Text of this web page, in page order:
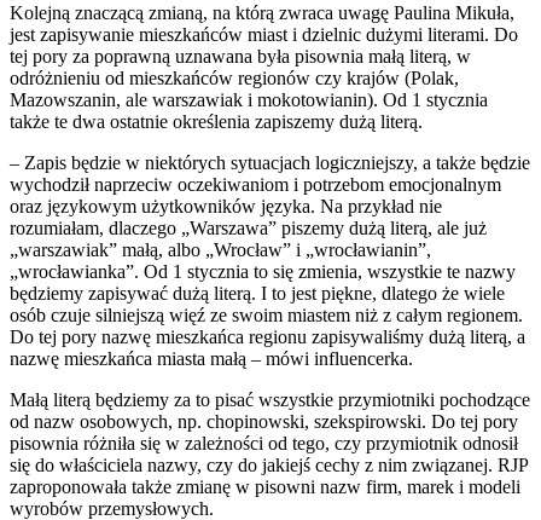
Kolejną znaczącą zmianą, na którą zwraca uwagę Paulina Mikuła,
jest zapisywanie mieszkańców miast i dzielnic dużymi literami. Do
tej pory za poprawną uznawana była pisownia małą literą, w
odróżnieniu od mieszkańców regionów czy krajów (Polak,
Mazowszanin, ale warszawiak i mokotowianin). Od 1 stycznia
także te dwa ostatnie określenia zapiszemy dużą literą.
– Zapis będzie w niektórych sytuacjach logiczniejszy, a także będzie
wychodził naprzeciw oczekiwaniom i potrzebom emocjonalnym
oraz językowym użytkowników języka. Na przykład nie
rozumiałam, dlaczego „Warszawa” piszemy dużą literą, ale już
„warszawiak” małą, albo „Wrocław” i „wrocławianin”,
„wrocławianka”. Od 1 stycznia to się zmienia, wszystkie te nazwy
będziemy zapisywać dużą literą. I to jest piękne, dlatego że wiele
osób czuje silniejszą więź ze swoim miastem niż z całym regionem.
Do tej pory nazwę mieszkańca regionu zapisywaliśmy dużą literą, a
nazwę mieszkańca miasta małą – mówi influencerka.
Małą literą będziemy za to pisać wszystkie przymiotniki pochodzące
od nazw osobowych, np. chopinowski, szekspirowski. Do tej pory
pisownia różniła się w zależności od tego, czy przymiotnik odnosił
się do właściciela nazwy, czy do jakiejś cechy z nim związanej. RJP
zaproponowała także zmianę w pisowni nazw firm, marek i modeli
wyrobów przemysłowych.